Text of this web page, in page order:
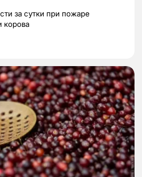
за сутки при пожаре
корова